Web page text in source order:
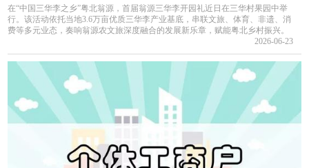
在“中国三华李之乡”粤北翁源，首届翁源三华李开园礼近日在三华村果园中举
行。该活动依托当地3.6万亩优质三华李产业基底，串联文旅、体育、非遗、消
费等多元业态，奏响翁源农文旅深度融合的发展新乐章，赋能粤北乡村振兴。
2026-06-23